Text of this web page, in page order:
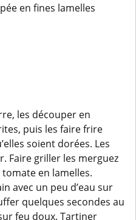
en fines lamelles
les découper en
puis les faire frire
soient dorées. Les
Faire griller les merguez
en lamelles.
avec un peu d’eau sur
quelques secondes au
feu doux. Tartiner